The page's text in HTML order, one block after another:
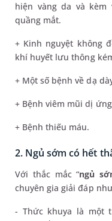
hiện vàng da và
quầng mắt.
+ Kinh nguyệt không
khí huyết lưu thông
+ Một số bệnh về dạ
+ Bệnh viêm mũi dị
+ Bệnh thiếu máu.
2. Ngủ sớm có hết
Với thắc mắc “ngủ
chuyên gia giải đáp
- Thức khuya là một